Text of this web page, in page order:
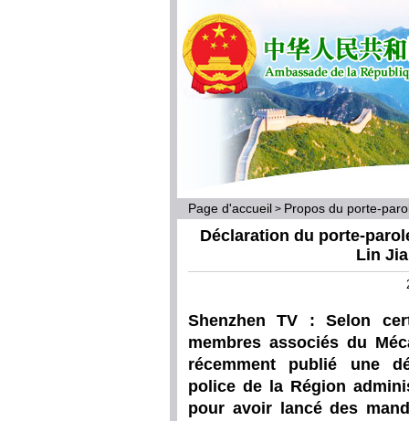
Page d'accueil > Propos du porte-
Déclaration du porte-
Lin
Shenzhen TV : Selon
membres associés du
récemment publié une
police de la Région
pour avoir lancé des